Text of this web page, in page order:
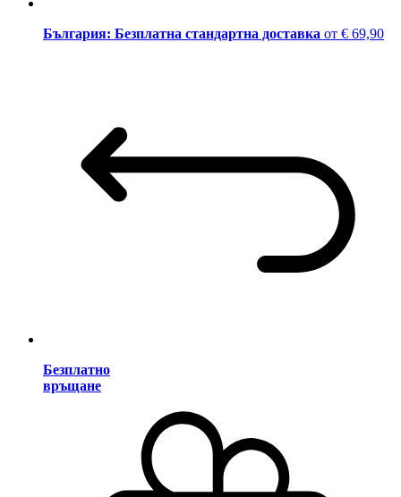
България: Безплатна стандартна доставка от € 69,90
Безплатно
връщане